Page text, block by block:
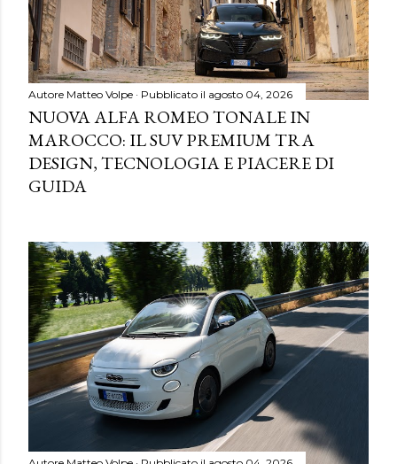
Autore Matteo Volpe Pubblicato il agosto 04, 2026
NUOVA ALFA ROMEO TONALE IN
MAROCCO: IL SUV PREMIUM TRA
DESIGN, TECNOLOGIA E PIACERE DI
GUIDA